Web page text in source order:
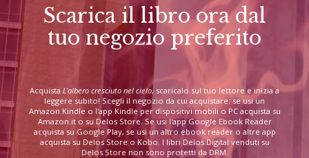
Scarica il libro ora dal
tuo negozio preferito
Acquista L'albero cresciuto nel cielo, scaricalo sul tuo lettore e inizia a
leggere subito! Scegli il negozio da cui acquistare: se usi un
Amazon Kindle o l'app Kindle per dispositivi mobili o PC acquista su
Amazon.it o su Delos Store. Se usi l'app Google Ebook Reader
acquista su Google Play, se usi un altro ebook reader o altre app
acquista su Delos Store o Kobo. I libri Delos Digital venduti su
Delos Store non sono protetti da DRM.